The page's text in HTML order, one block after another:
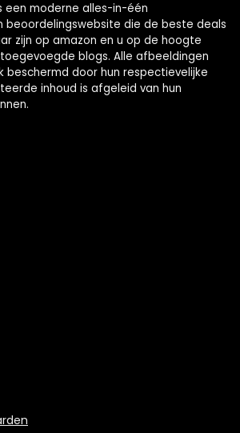
een moderne alles-in-één
beoordelingswebsite die de beste deals
zijn op amazon en u op de hoogte
blogs. Alle afbeeldingen
beschermd door hun respectievelijke
inhoud is afgeleid van hun